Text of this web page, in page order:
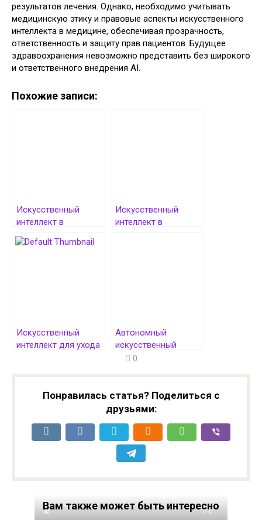
результатов лечения. Однако, необходимо учитывать
медицинскую этику и правовые аспекты искусственного
интеллекта в медицине, обеспечивая прозрачность,
ответственность и защиту прав пациентов. Будущее
здравоохранения невозможно представить без широкого
и ответственного внедрения AI.
Похожие записи:
Искусственный
интеллект в
образовании:
трансформация и
Искусственный
интеллект в
Искусственный
интеллект для ухода
использованию GPT-
Автономный
искусственный
интеллект:
образования
0
Понравилась статья? Поделиться с
друзьями:
Вам также может быть интересно
AI 0